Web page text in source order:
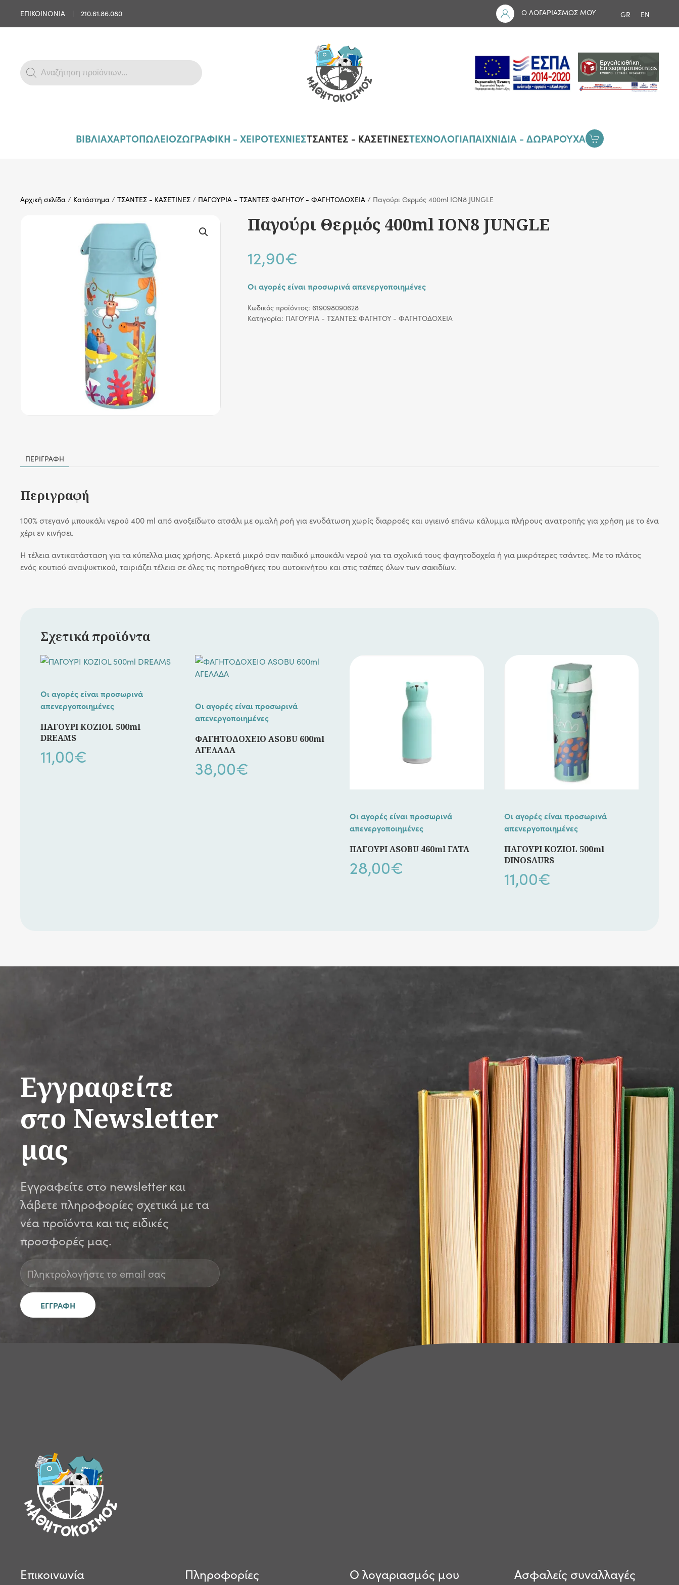
Skip to main content
ΕΠΙΚΟΙΝΩΝΙΑ | 210.61.86.080 Ο ΛΟΓΑΡΙΑΣΜΟΣ ΜΟΥ GR EN
Products
search
ΒΙΒΛΙΑΧΑΡΤΟΠΩΛΕΙΟΖΩΓΡΑΦΙΚΗ - ΧΕΙΡΟΤΕΧΝΙΕΣΤΣΑΝΤΕΣ - ΚΑΣΕΤΙΝΕΣΤΕΧΝΟΛΟΓΙΑΠΑΙΧΝΙΔΙΑ - ΔΩΡΑΡΟΥΧΑ
Αρχική σελίδα / Κατάστημα / ΤΣΑΝΤΕΣ - ΚΑΣΕΤΙΝΕΣ / ΠΑΓΟΥΡΙΑ - ΤΣΑΝΤΕΣ ΦΑΓΗΤΟΥ - ΦΑΓΗΤΟΔΟΧΕΙΑ / Παγούρι Θερμός 400ml ION8 JUNGLE
Παγούρι Θερμός 400ml ION8 JUNGLE
12,90€
Οι αγορές είναι προσωρινά απενεργοποιημένες
Κωδικός προϊόντος: 619098090628
Κατηγορία: ΠΑΓΟΥΡΙΑ - ΤΣΑΝΤΕΣ ΦΑΓΗΤΟΥ - ΦΑΓΗΤΟΔΟΧΕΙΑ
ΠΕΡΙΓΡΑΦΉ
Περιγραφή
100% στεγανό μπουκάλι νερού 400 ml από ανοξείδωτο ατσάλι με ομαλή ροή για ενυδάτωση χωρίς διαρροές και υγιεινό επάνω κάλυμμα πλήρους ανατροπής για χρήση με το ένα
χέρι εν κινήσει.
Η τέλεια αντικατάσταση για τα κύπελλα μιας χρήσης. Αρκετά μικρό σαν παιδικό μπουκάλι νερού για τα σχολικά τους φαγητοδοχεία ή για μικρότερες τσάντες. Με το πλάτος
ενός κουτιού αναψυκτικού, ταιριάζει τέλεια σε όλες τις ποτηροθήκες του αυτοκινήτου και στις τσέπες όλων των σακιδίων.
Σχετικά προϊόντα
Οι αγορές είναι προσωρινά
απενεργοποιημένες
ΠΑΓΟΥΡΙ KOZIOL 500ml
DREAMS
11,00€
Οι αγορές είναι προσωρινά
απενεργοποιημένες
ΦΑΓΗΤΟΔΟΧΕΙΟ ASOBU 600ml
ΑΓΕΛΑΔΑ
38,00€
Οι αγορές είναι προσωρινά
απενεργοποιημένες
ΠΑΓΟΥΡΙ ASOBU 460ml ΓΑΤΑ
28,00€
Οι αγορές είναι προσωρινά
απενεργοποιημένες
ΠΑΓΟΥΡΙ KOZIOL 500ml
DINOSAURS
11,00€
Εγγραφείτε
στο Newsletter
μας
Εγγραφείτε στο newsletter και
λάβετε πληροφορίες σχετικά με τα
νέα προϊόντα και τις ειδικές
προσφορές μας.
Επικοινωνία Πληροφορίες Ο λογαριασμός μου Ασφαλείς συναλλαγές